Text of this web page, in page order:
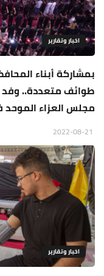
اخبار وتقارير
بمشاركة أبناء
طوائف متعددة.. وفد
مجلس العزاء
اخبار وتقارير